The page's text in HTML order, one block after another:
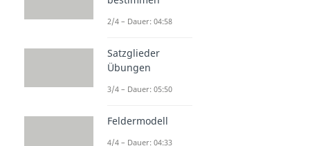
2/4 – Dauer: 04:58
Satzglieder
Übungen
3/4 – Dauer: 05:50
Feldermodell
4/4 – Dauer: 04:33